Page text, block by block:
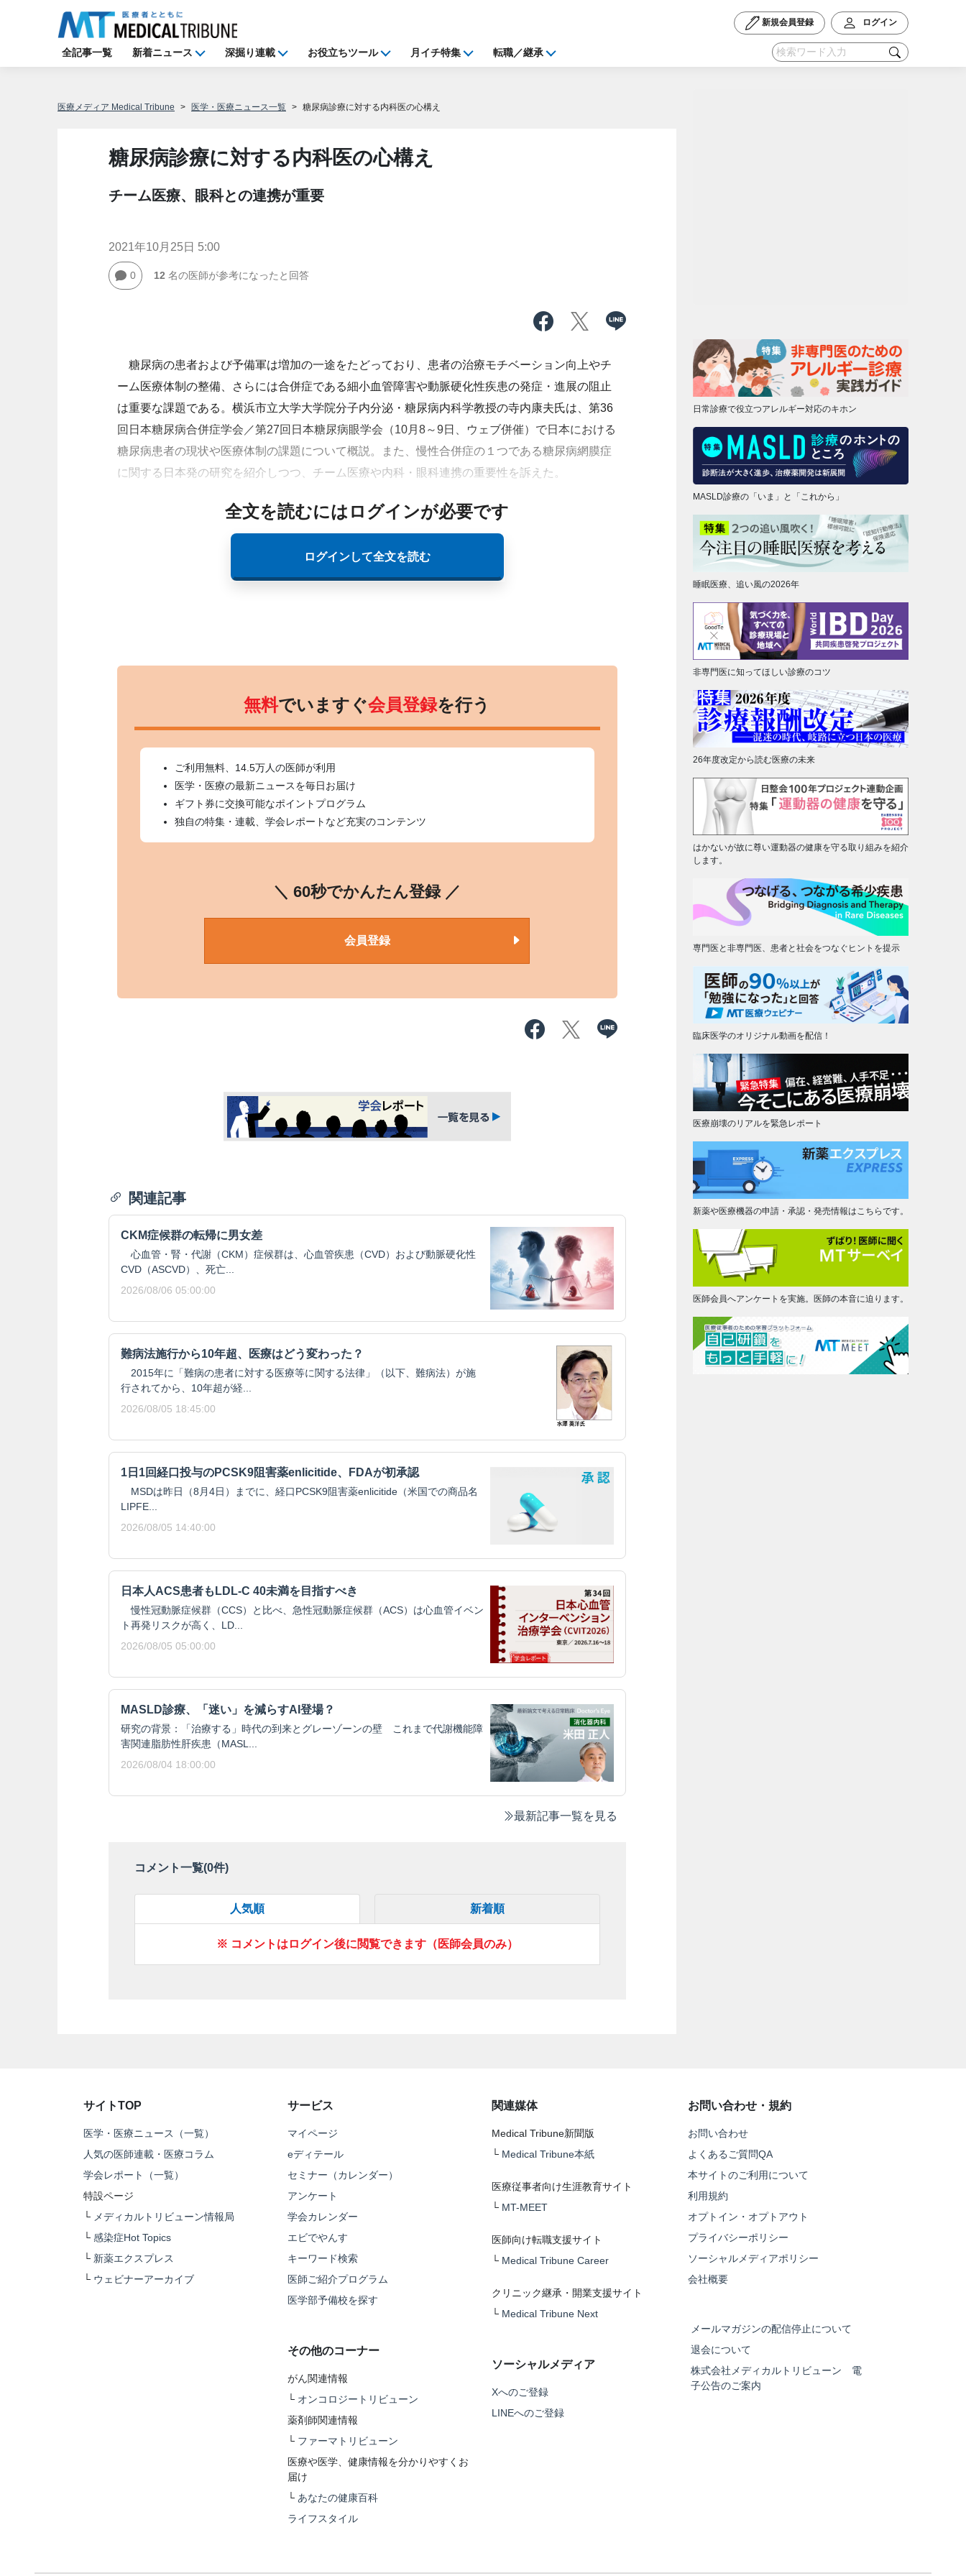
新規会員登録 ログイン
全記事一覧 新着ニュース 深掘り連載 お役立ちツール 月イチ特集 転職／継承
医療メディア Medical Tribune 医学・医療ニュース一覧 糖尿病診療に対する内科医の心構え
糖尿病診療に対する内科医の心構え
チーム医療、眼科との連携が重要
2021年10月25日 5:00
0 12 名の医師が参考になったと回答
糖尿病の患者および予備軍は増加の一途をたどっており、患者の治療モチベーション向上やチ
ーム医療体制の整備、さらには合併症である細小血管障害や動脈硬化性疾患の発症・進展の阻止
は重要な課題である。横浜市立大学大学院分子内分泌・糖尿病内科学教授の寺内康夫氏は、第36
回日本糖尿病合併症学会／第27回日本糖尿病眼学会（10月8～9日、ウェブ併催）で日本における
糖尿病患者の現状や医療体制の課題について概説。また、慢性合併症の１つである糖尿病網膜症
に関する日本発の研究を紹介しつつ、チーム医療や内科・眼科連携の重要性を訴えた。
全文を読むにはログインが必要です
ログインして全文を読む
無料でいますぐ会員登録を行う
ご利用無料、14.5万人の医師が利用
医学・医療の最新ニュースを毎日お届け
ギフト券に交換可能なポイントプログラム
独自の特集・連載、学会レポートなど充実のコンテンツ
＼ 60秒でかんたん登録 ／
会員登録
関連記事
CKM症候群の転帰に男女差
心血管・腎・代謝（CKM）症候群は、心血管疾患（CVD）および動脈硬化性
CVD（ASCVD）、死亡...
2026/08/06 05:00:00
難病法施行から10年超、医療はどう変わった？
2015年に「難病の患者に対する医療等に関する法律」（以下、難病法）が施
行されてから、10年超が経...
2026/08/05 18:45:00
1日1回経口投与のPCSK9阻害薬enlicitide、FDAが初承認
MSDは昨日（8月4日）までに、経口PCSK9阻害薬enlicitide（米国での商品名
LIPFE...
2026/08/05 14:40:00
日本人ACS患者もLDL-C 40未満を目指すべき
慢性冠動脈症候群（CCS）と比べ、急性冠動脈症候群（ACS）は心血管イベン
ト再発リスクが高く、LD...
2026/08/05 05:00:00
MASLD診療、「迷い」を減らすAI登場？
研究の背景：「治療する」時代の到来とグレーゾーンの壁 これまで代謝機能障
害関連脂肪性肝疾患（MASL...
2026/08/04 18:00:00
最新記事一覧を見る
コメント一覧(0件)
人気順 新着順
※ コメントはログイン後に閲覧できます（医師会員のみ）
日常診療で役立つアレルギー対応のキホン
MASLD診療の「いま」と「これから」
睡眠医療、追い風の2026年
非専門医に知ってほしい診療のコツ
26年度改定から読む医療の未来
はかないが故に尊い運動器の健康を守る取り組みを紹介
します。
専門医と非専門医、患者と社会をつなぐヒントを提示
臨床医学のオリジナル動画を配信！
医療崩壊のリアルを緊急レポート
新薬や医療機器の申請・承認・発売情報はこちらです。
医師会員へアンケートを実施。医師の本音に迫ります。
サイトTOP
医学・医療ニュース（一覧）
人気の医師連載・医療コラム
学会レポート（一覧）
特設ページ
└ メディカルトリビューン情報局
└ 感染症Hot Topics
└ 新薬エクスプレス
└ ウェビナーアーカイブ
サービス
マイページ
eディテール
セミナー（カレンダー）
アンケート
学会カレンダー
エビでやんす
キーワード検索
医師ご紹介プログラム
医学部予備校を探す
その他のコーナー
がん関連情報
└ オンコロジートリビューン
薬剤師関連情報
└ ファーマトリビューン
医療や医学、健康情報を分かりやすくお
届け
└ あなたの健康百科
ライフスタイル
関連媒体
Medical Tribune新聞版
└ Medical Tribune本紙
医療従事者向け生涯教育サイト
└ MT-MEET
医師向け転職支援サイト
└ Medical Tribune Career
クリニック継承・開業支援サイト
└ Medical Tribune Next
ソーシャルメディア
Xへのご登録
LINEへのご登録
お問い合わせ・規約
お問い合わせ
よくあるご質問QA
本サイトのご利用について
利用規約
オプトイン・オプトアウト
プライバシーポリシー
ソーシャルメディアポリシー
会社概要
メールマガジンの配信停止について
退会について
株式会社メディカルトリビューン 電
子公告のご案内